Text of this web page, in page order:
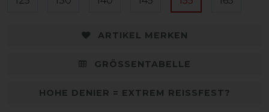
ARTIKEL MERKEN
GRÖSSENTABELLE
HOHE DENIER = EXTREM REISSFEST?